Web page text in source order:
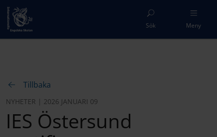
Sök Meny
Tillbaka
NYHETER | 2026 JANUARI 09
IES Östersund